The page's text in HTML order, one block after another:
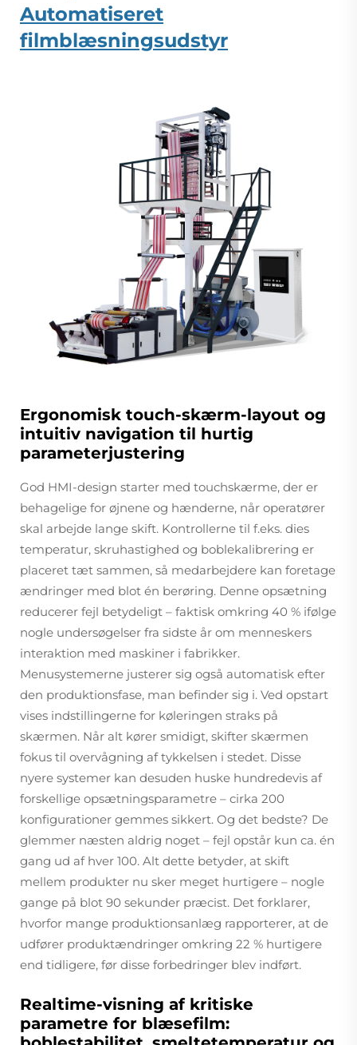
Automatiseret
filmblæsningsudstyr
Ergonomisk touch-skærm-layout og
intuitiv navigation til hurtig
parameterjustering
God HMI-design starter med touchskærme, der er
behagelige for øjnene og hænderne, når operatører
skal arbejde lange skift. Kontrollerne til f.eks. dies
temperatur, skruhastighed og boblekalibrering er
placeret tæt sammen, så medarbejdere kan foretage
ændringer med blot én berøring. Denne opsætning
reducerer fejl betydeligt – faktisk omkring 40 % ifølge
nogle undersøgelser fra sidste år om menneskers
interaktion med maskiner i fabrikker.
Menusystemerne justerer sig også automatisk efter
den produktionsfase, man befinder sig i. Ved opstart
vises indstillingerne for køleringen straks på
skærmen. Når alt kører smidigt, skifter skærmen
fokus til overvågning af tykkelsen i stedet. Disse
nyere systemer kan desuden huske hundredevis af
forskellige opsætningsparametre – cirka 200
konfigurationer gemmes sikkert. Og det bedste? De
glemmer næsten aldrig noget – fejl opstår kun ca. én
gang ud af hver 100. Alt dette betyder, at skift
mellem produkter nu sker meget hurtigere – nogle
gange på blot 90 sekunder præcist. Det forklarer,
hvorfor mange produktionsanlæg rapporterer, at de
udfører produktændringer omkring 22 % hurtigere
end tidligere, før disse forbedringer blev indført.
Realtime-visning af kritiske
parametre for blæsefilm: